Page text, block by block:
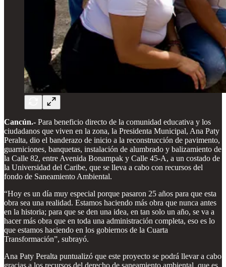
Cancún.- Para beneficio directo de la comunidad educativa y los
ciudadanos que viven en la zona, la Presidenta Municipal, Ana Paty
Peralta, dio el banderazo de inicio a la reconstrucción de pavimento,
guarniciones, banquetas, instalación de alumbrado y balizamiento de
la Calle 82, entre Avenida Bonampak y Calle 45-A, a un costado de
la Universidad del Caribe, que se lleva a cabo con recursos del
fondo de Saneamiento Ambiental.
“Hoy es un día muy especial porque pasaron 25 años para que esta
obra sea una realidad. Estamos haciendo más obra que nunca antes
en la historia; para que se den una idea, en tan solo un año, se va a
hacer más obra que en toda una administración completa, eso es lo
que estamos haciendo en los gobiernos de la Cuarta
Transformación”, subrayó.
Ana Paty Peralta puntualizó que este proyecto se podrá llevar a cabo
gracias a los recursos del derecho de saneamiento ambiental, que es